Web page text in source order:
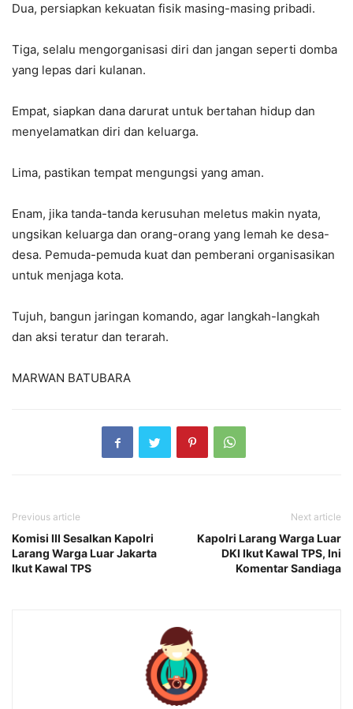
Dua, persiapkan kekuatan fisik masing-masing pribadi.
Tiga, selalu mengorganisasi diri dan jangan seperti domba
yang lepas dari kulanan.
Empat, siapkan dana darurat untuk bertahan hidup dan
menyelamatkan diri dan keluarga.
Lima, pastikan tempat mengungsi yang aman.
Enam, jika tanda-tanda kerusuhan meletus makin nyata,
ungsikan keluarga dan orang-orang yang lemah ke desa-
desa. Pemuda-pemuda kuat dan pemberani organisasikan
untuk menjaga kota.
Tujuh, bangun jaringan komando, agar langkah-langkah
dan aksi teratur dan terarah.
MARWAN BATUBARA
Previous article
Komisi III Sesalkan Kapolri
Larang Warga Luar Jakarta
Ikut Kawal TPS
Next article
Kapolri Larang Warga Luar
DKI Ikut Kawal TPS, Ini
Komentar Sandiaga